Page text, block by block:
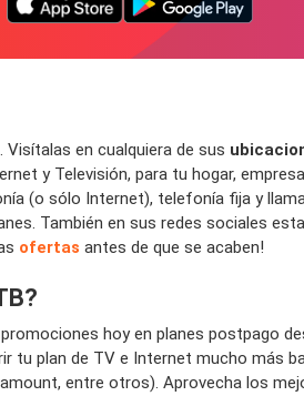
Visítalas en cualquiera de sus
y Televisión, para tu hogar,
(o sólo Internet), telefonía fija y
También en sus redes sociales
ofertas antes de que se acaben!
hoy en planes postpago
tu plan de TV e Internet mucho más
entre otros). Aprovecha los